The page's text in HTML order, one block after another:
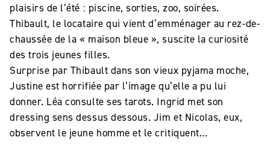
plaisirs de l’été : piscine, sorties, zoo, soirées.
Thibault, le locataire qui vient d’emménager au rez-de-
chaussée de la « maison bleue », suscite la curiosité
des trois jeunes filles.
Surprise par Thibault dans son vieux pyjama moche,
Justine est horrifiée par l’image qu’elle a pu lui
donner. Léa consulte ses tarots. Ingrid met son
dressing sens dessus dessous. Jim et Nicolas, eux,
observent le jeune homme et le critiquent…